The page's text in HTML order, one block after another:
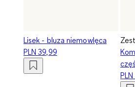
Lisek - bluza niemowlęca
PLN 39,99